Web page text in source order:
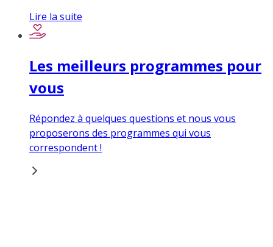
Lire la suite
Les meilleurs programmes pour
vous
Répondez à quelques questions et nous vous
proposerons des programmes qui vous
correspondent !